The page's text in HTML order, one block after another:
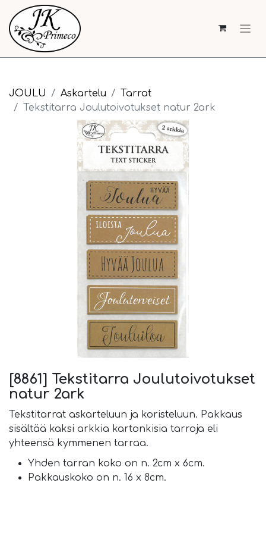
JOULU Askartelu
Tarrat
Tekstitarra Joulutoivotukset natur 2ark
[8861] Tekstitarra Joulutoivotukset
natur 2ark
Tekstitarrat askarteluun ja koristeluun. ​Pakkaus
sisältää kaksi arkkia kartonkisia tarroja eli
yhteensä kymmenen tarraa.
Yhden tarran koko on n. 2cm x 6cm.
Pakkauskoko on n. 16 x 8cm.